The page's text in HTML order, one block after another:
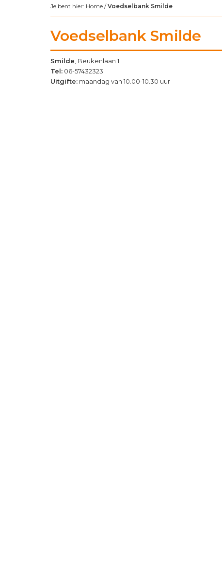
Je bent hier: Home /Voedselbank Smilde
Voedselbank Smilde
Smilde , Beukenlaan 1
Tel: 06-57432323
Uitgifte: maandag van 10.00-10.30 uur